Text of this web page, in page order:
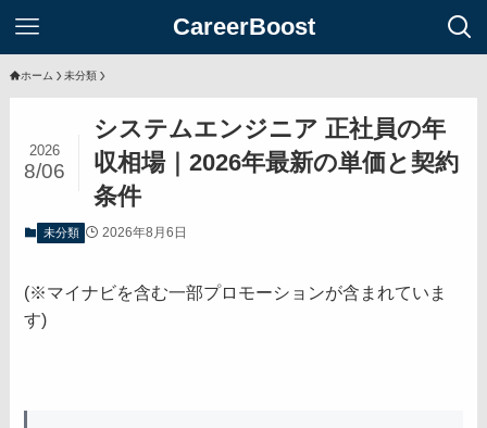
CareerBoost
ホーム 未分類
システムエンジニア 正社員の年
収相場｜2026年最新の単価と契約
条件
2026
8/06
未分類 2026年8月6日
(※マイナビを含む一部プロモーションが含まれていま
す)